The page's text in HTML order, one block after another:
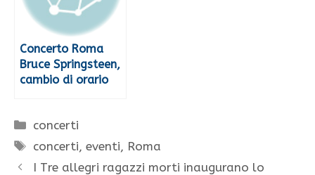
Concerto Roma
Bruce Springsteen,
cambio di orario
Categorie
concerti
Tag
concerti,eventi, Roma
I Tre allegri ragazzi morti inaugurano lo